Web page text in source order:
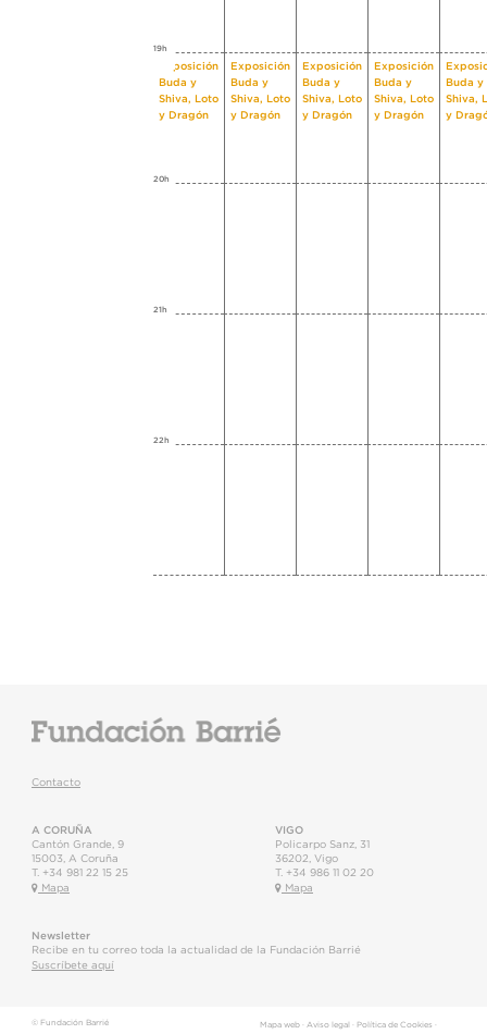
19h
Exposición
Buda y
Shiva, Loto
y Dragón
Exposición
Buda y
Shiva, Loto
y Dragón
Exposición
Buda y
Shiva, Loto
y Dragón
Exposición
Buda y
Shiva, Loto
y Dragón
Buda y
Shiva,
y
20h
21h
22h
Contacto
A CORUÑA
Cantón Grande, 9
15003
A Coruña
T. +34 981 22 15 25
Mapa
VIGO
Policarpo Sanz, 31
36202 Vigo
T. +34 986 11 02 20
Mapa
Newsletter
Recibe en tu correo toda la actualidad de la Fundación Barrié
Suscríbete aquí
© Fundación Barrié Mapa web· Aviso legal · Política de Cookies ·